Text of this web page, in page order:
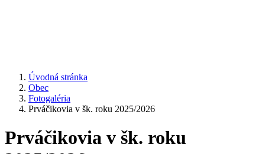
Úvodná stránka
Obec
Fotogaléria
Prváčikovia v šk. roku 2025/2026
Prváčikovia v šk. roku